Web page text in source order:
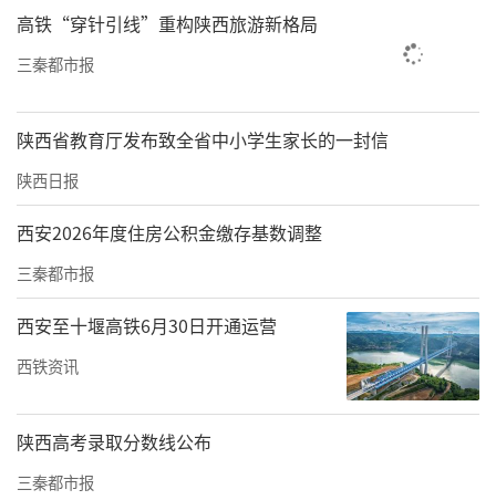
的着力重点，加强党外知识分子思想政治工
作、党外代表人士队伍建设、民主党派和无党
理论研究、宣传信息工作，不断增强凝聚力、
扩大团结面，为新时代统一战线事业和高等教
育事业高质量发展贡献智慧力量、提供人才支
持。要切实加强党对高校统战工作的领导，加
强组织领导、压实主体责任、强化工作保障，
不断完善大统战工作格局。
李秦川分析了当前的形势和任务，对高校下一
会上，西北工业大学、陕西师范大学、西安理
工大学和陕西财经职业技术学院分别作交流发
高铁“穿针引线”重构陕西旅游新格局
三秦都市报
陕西省教育厅发布致全省中小学生家长的一封信
陕西日报
西安2026年度住房公积金缴存基数调整
三秦都市报
西安至十堰高铁6月30日开通运营
西铁资讯
陕西高考录取分数线公布
三秦都市报